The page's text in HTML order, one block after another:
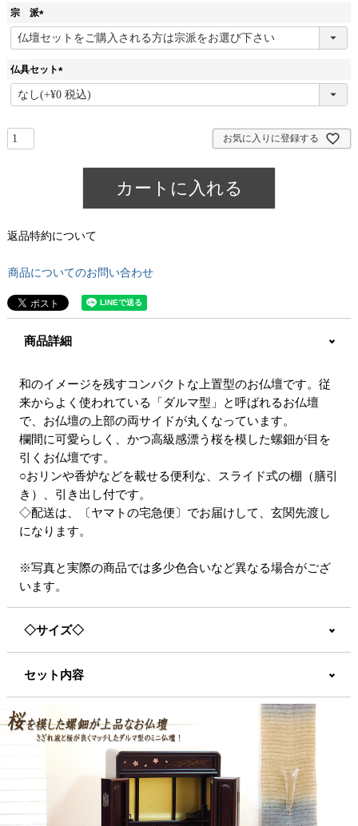
宗 派
(
必
)
仏具セット
(
必
お気に入りに登録する
カートに入れる
返品特約について
商品についてのお問い合わせ
商品詳細
和のイメージを残すコンパクトな上置型のお仏壇です。従
来からよく使われている「ダルマ型」と呼ばれるお仏壇
で、お仏壇の上部の両サイドが丸くなっています。
欄間に可愛らしく、かつ高級感漂う桜を模した螺鈿が目を
引くお仏壇です。
○おリンや香炉などを載せる便利な、スライド式の棚（膳引
き）、引き出し付です。
◇配送は、〔ヤマトの宅急便〕でお届けして、玄関先渡し
になります。
※写真と実際の商品では多少色合いなど異なる場合がござ
います。
◇サイズ◇
セット内容